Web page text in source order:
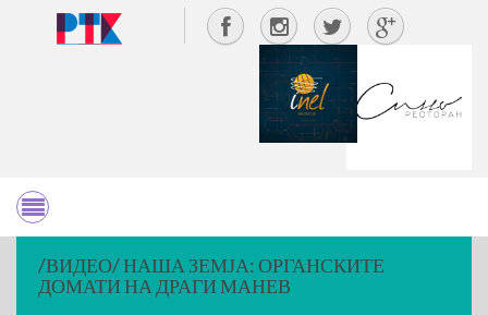
/ВИДЕО/ НАША ЗЕМЈА: ОРГАНСКИТЕ
ДОМАТИ НА ДРАГИ МАНЕВ